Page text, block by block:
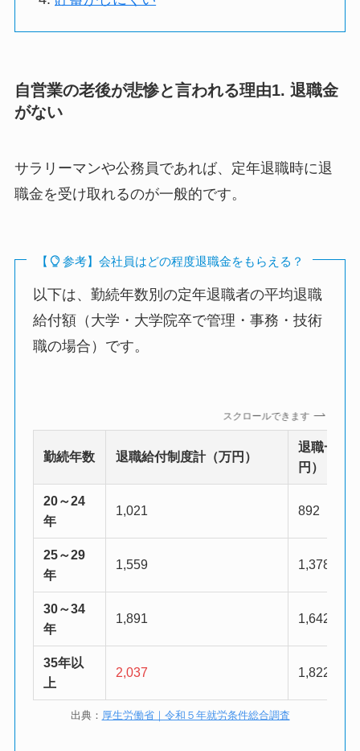
自営業の老後が悲惨と言われる理由1. 退職金
がない
サラリーマンや公務員であれば、定年退職時に退
職金を受け取れるのが一般的です。
【 参考】会社員はどの程度退職金をもらえる？
以下は、勤続年数別の定年退職者の平均退職
給付額（大学・大学院卒で管理・事務・技術
職の場合）です。
スクロールできます
勤続年数 退職給付制度計（万円）
退職一時
円）
20～24
年
1,021 892
25～29
年
1,559 1,378
30～34
年
1,891 1,642
35年以
上
2,037 1,822
出典： 厚生労働省｜令和５年就労条件総合調査